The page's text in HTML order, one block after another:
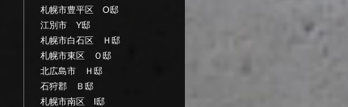
札幌市豊平区 O邸
江別市 Y邸
札幌市白石区 Ｈ邸
札幌市東区 Ｏ邸
北広島市 Ｈ邸
石狩郡 Ｂ邸
札幌市南区 I邸